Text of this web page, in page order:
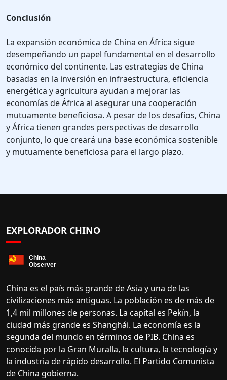
Conclusión
La expansión económica de China en África sigue
desempeñando un papel fundamental en el desarrollo
económico del continente. Las estrategias de China
basadas en la inversión en infraestructura, eficiencia
energética y agricultura ayudan a mejorar las
economías de África al asegurar una cooperación
mutuamente beneficiosa. A pesar de los desafíos, China
y África tienen grandes perspectivas de desarrollo
conjunto, lo que creará una base económica sostenible
y mutuamente beneficiosa para el largo plazo.
EXPLORADOR CHINO
China es el país más grande de Asia y una de las
civilizaciones más antiguas. La población es de más de
1,4 mil millones de personas. La capital es Pekín, la
ciudad más grande es Shanghái. La economía es la
segunda del mundo en términos de PIB. China es
conocida por la Gran Muralla, la cultura, la tecnología y
la industria de rápido desarrollo. El Partido Comunista
de China gobierna.